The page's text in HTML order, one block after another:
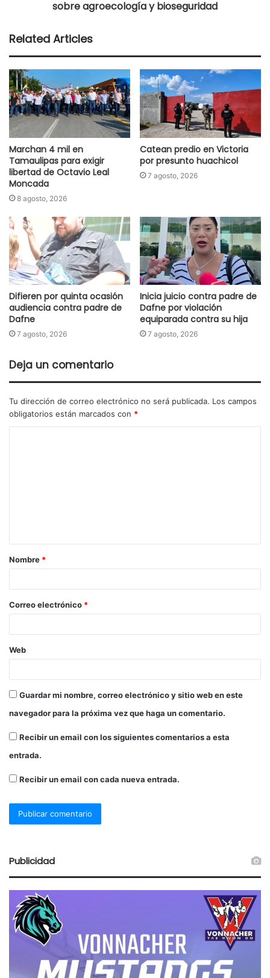
sobre agroecología y bioseguridad
Related Articles
Marchan 4 mil en
Tamaulipas para exigir
libertad de Octavio Leal
Moncada
8 agosto, 2026
Catean predio en Victoria
por presunto huachicol
7 agosto, 2026
Difieren por quinta ocasión
audiencia contra padre de
Dafne
7 agosto, 2026
Inicia juicio contra padre de
Dafne por violación
equiparada contra su hija
7 agosto, 2026
Deja un comentario
Tu dirección de correo electrónico no será publicada. Los campos
obligatorios están marcados con *
Nombre *
Correo electrónico *
Web
Guardar mi nombre, correo electrónico y sitio web en este
navegador para la próxima vez que haga un comentario.
Recibir un email con los siguientes comentarios a esta
entrada.
Recibir un email con cada nueva entrada.
Publicidad